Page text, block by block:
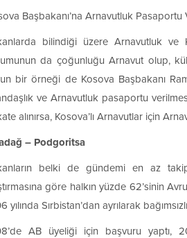
Başbakanı’na Arnavutluk Pasaportu
bilindiği üzere Arnavutluk
da çoğunluğu Arnavut olup,
bir örneği de Kosova Başbakanı
ve Arnavutluk pasaportu
alınırsa, Kosova’lı Arnavutlar için
– Podgoritsa
belki de gündemi en az
göre halkın yüzde 62’sinin
yılında Sırbistan’dan ayrılarak
AB üyeliği için başvuru yaptı,